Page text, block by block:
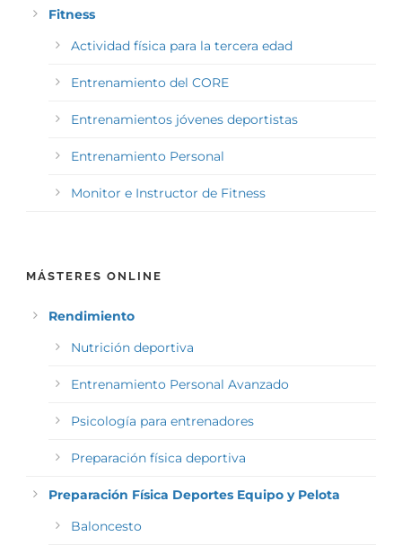
Fitness
Actividad física para la tercera edad
Entrenamiento del CORE
Entrenamientos jóvenes deportistas
Entrenamiento Personal
Monitor e Instructor de Fitness
MÁSTERES ONLINE
Rendimiento
Nutrición deportiva
Entrenamiento Personal Avanzado
Psicología para entrenadores
Preparación física deportiva
Preparación Física Deportes Equipo y Pelota
Baloncesto